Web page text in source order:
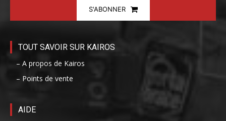
S'ABONNER
TOUT SAVOIR SUR KAIROS
– A propos de Kairos
– Points de vente
AIDE